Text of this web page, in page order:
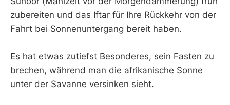
zubereiten und das Iftar für Ihre Rückkehr von der
Fahrt bei Sonnenuntergang bereit haben.
Es hat etwas zutiefst Besonderes, sein Fasten zu
brechen, während man die afrikanische Sonne
unter der Savanne versinken sieht.